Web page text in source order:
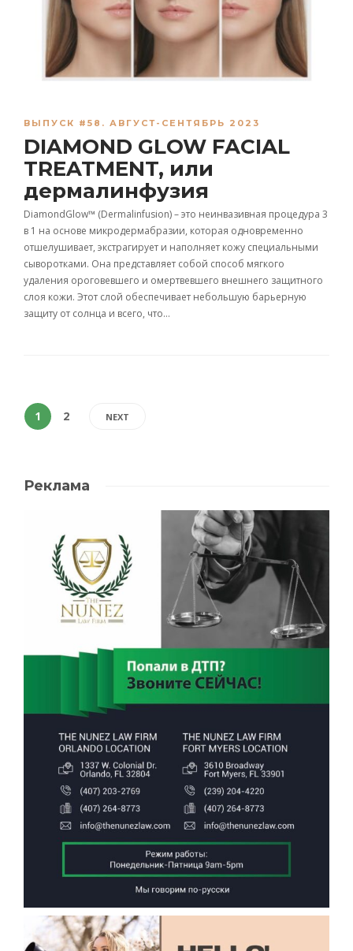
ВЫПУСК #58. АВГУСТ-СЕНТЯБРЬ 2023
DIAMOND GLOW FACIAL
TREATMENT, или
дермалинфузия
DiamondGlow™ (Dermalinfusion) – это неинвазивная процедура 3
в 1 на основе микродермабразии, которая одновременно
отшелушивает, экстрагирует и наполняет кожу специальными
сыворотками. Она представляет собой способ мягкого
удаления ороговевшего и омертвевшего внешнего защитного
слоя кожи. Этот слой обеспечивает небольшую барьерную
защиту от солнца и всего, что…
1 2 NEXT
Реклама